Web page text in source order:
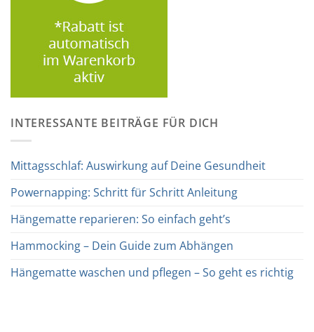
INTERESSANTE BEITRÄGE FÜR DICH
Mittagsschlaf: Auswirkung auf Deine Gesundheit
Powernapping: Schritt für Schritt Anleitung
Hängematte reparieren: So einfach geht’s
Hammocking – Dein Guide zum Abhängen
Hängematte waschen und pflegen – So geht es richtig